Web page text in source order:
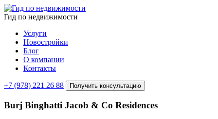
Гид по недвижимости
Услуги
Новостройки
Блог
О компании
Контакты
+7 (978) 221 26 88 Получить консультацию
Burj Binghatti Jacob & Co Residences